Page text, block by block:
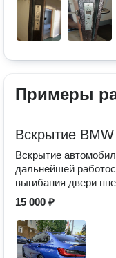
Примеры
Вскрытие BMW
Вскрытие
дальнейшей
выгибания двери
15 000 ₽